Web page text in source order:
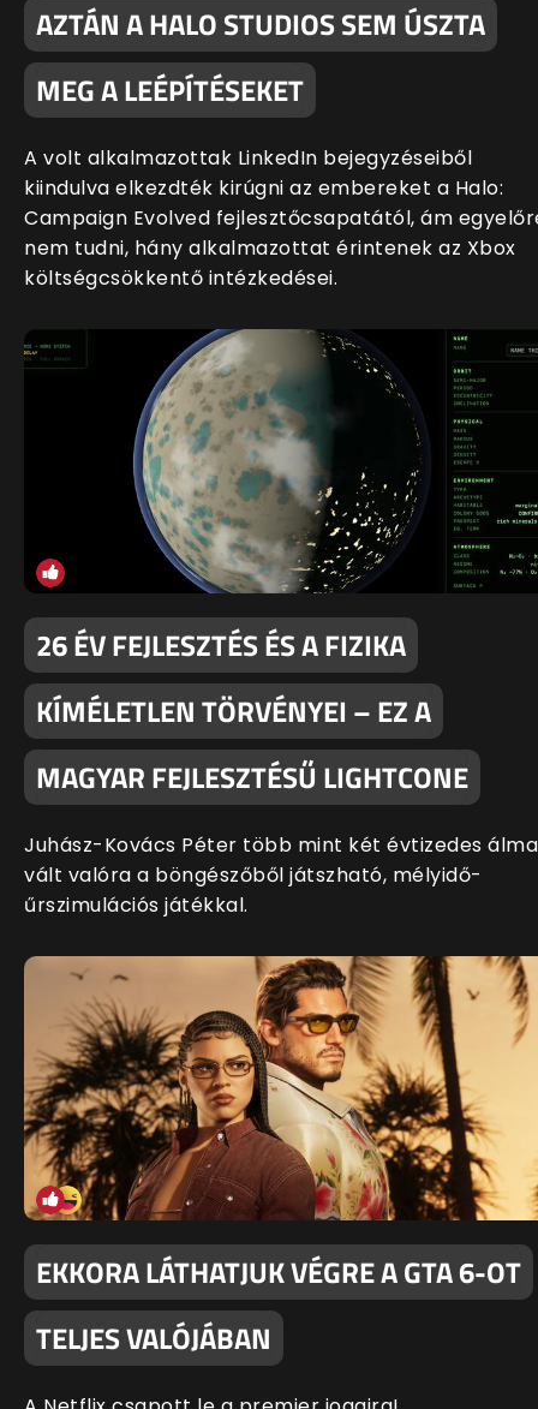
AZTÁN A HALO STUDIOS SEM ÚSZTA
MEG A LEÉPÍTÉSEKET
A volt alkalmazottak LinkedIn bejegyzéseiből
kiindulva elkezdték kirúgni az embereket a Halo:
Campaign Evolved fejlesztőcsapatától, ám
nem tudni, hány alkalmazottat érintenek az Xbox
költségcsökkentő intézkedései.
26 ÉV FEJLESZTÉS ÉS A FIZIKA
KÍMÉLETLEN TÖRVÉNYEI – EZ A
MAGYAR FEJLESZTÉSŰ LIGHTCONE
Juhász-Kovács Péter több mint két évtizedes álma
vált valóra a böngészőből játszható, mélyidő-
űrszimulációs játékkal.
EKKORA LÁTHATJUK VÉGRE A GTA 6-OT
TELJES VALÓJÁBAN